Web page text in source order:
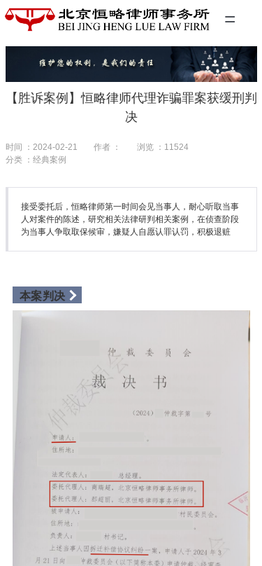
=
首页
精英团队
【胜诉案例】恒略律师代理诈骗罪案获缓刑判
决
时间 ：2024-02-21 作者 ： 浏览 ： 11524
分类 ：经典案例
接受委托后，恒略律师第一时间会见当事人，耐心听取当事
人对案件的陈述，研究相关法律研判相关案例，在侦查阶段
为当事人争取取保候审，嫌疑人自愿认罪认罚，积极退赃
本案判决